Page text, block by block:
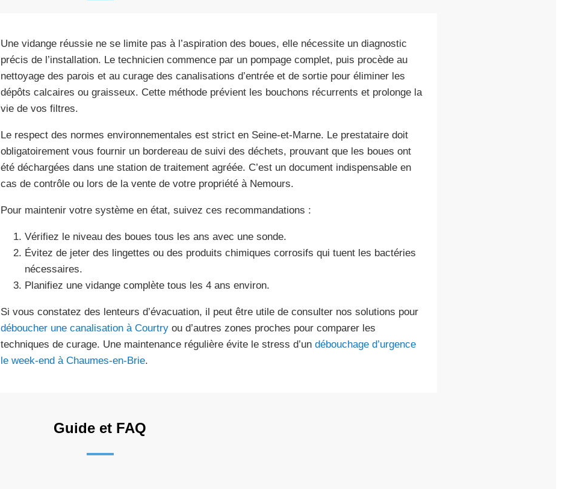
Une vidange réussie ne se limite pas à l’aspiration des boues, elle nécessite un diagnostic
précis de l’installation. Le technicien commence par un pompage complet, puis procède au
nettoyage des parois et au curage des canalisations d’entrée et de sortie pour éliminer les
dépôts calcaires ou graisseux. Cette méthode prévient les bouchons récurrents et prolonge la
vie de vos filtres.
Le respect des normes environnementales est strict en Seine-et-Marne. Le prestataire doit
obligatoirement vous fournir un bordereau de suivi des déchets, prouvant que les boues ont
été déchargées dans une station de traitement agréée. C’est un document indispensable en
cas de contrôle ou lors de la vente de votre propriété à Nemours.
Pour maintenir votre système en état, suivez ces recommandations :
Vérifiez le niveau des boues tous les ans avec une sonde.
Évitez de jeter des lingettes ou des produits chimiques corrosifs qui tuent les bactéries
nécessaires.
Planifiez une vidange complète tous les 4 ans environ.
Si vous constatez des lenteurs d’évacuation, il peut être utile de consulter nos solutions pour
déboucher une canalisation à Courtryou d’autres zones proches pour comparer les
techniques de curage. Une maintenance régulière évite le stress d’un débouchage d’urgence
le week-end à Chaumes-en-Brie.
Guide et FAQ